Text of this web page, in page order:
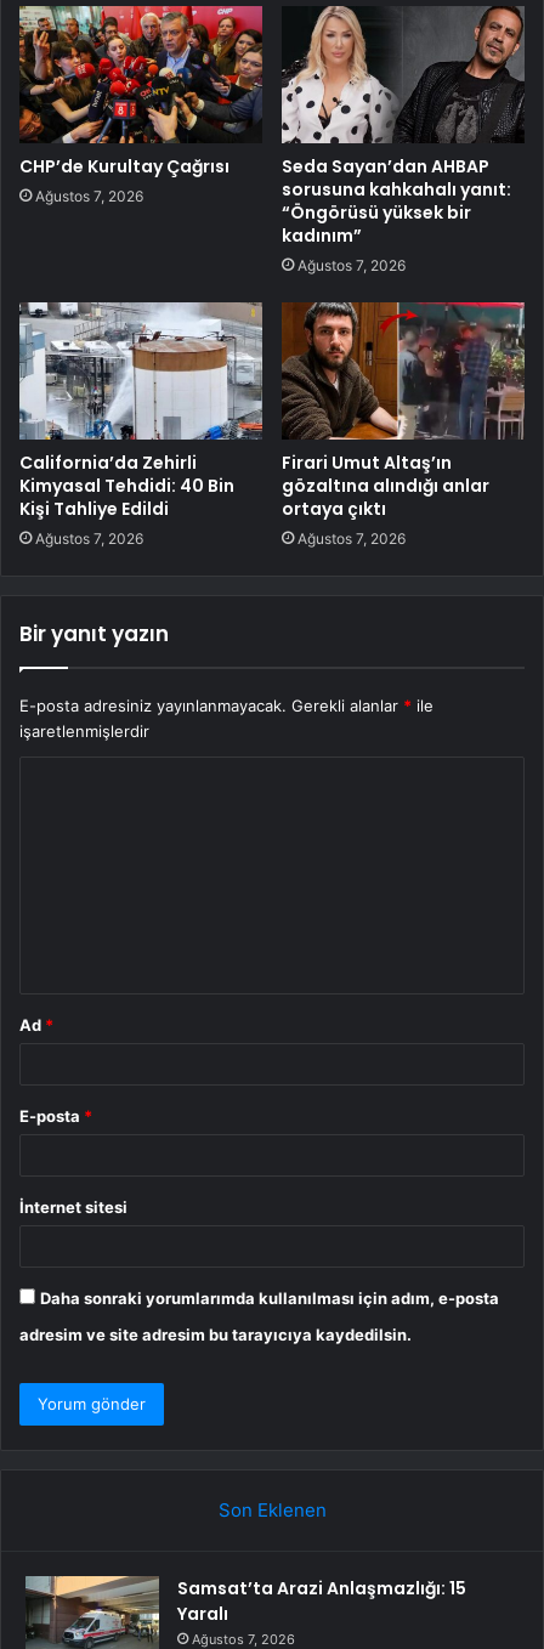
CHP’de Kurultay Çağrısı
Ağustos 7, 2026
Seda Sayan’dan AHBAP
sorusuna kahkahalı yanıt:
“Öngörüsü yüksek bir
kadınım”
Ağustos 7, 2026
California’da Zehirli
Kimyasal Tehdidi: 40 Bin
Kişi Tahliye Edildi
Ağustos 7, 2026
Firari Umut Altaş’ın
gözaltına alındığı anlar
ortaya çıktı
Ağustos 7, 2026
Bir yanıt yazın
E-posta adresiniz yayınlanmayacak. Gerekli alanlar * ile
işaretlenmişlerdir
Ad *
E-posta *
İnternet sitesi
Daha sonraki yorumlarımda kullanılması için adım, e-posta
adresim ve site adresim bu tarayıcıya kaydedilsin.
Son Eklenen
Samsat’ta Arazi Anlaşmazlığı: 15
Yaralı
Ağustos 7, 2026